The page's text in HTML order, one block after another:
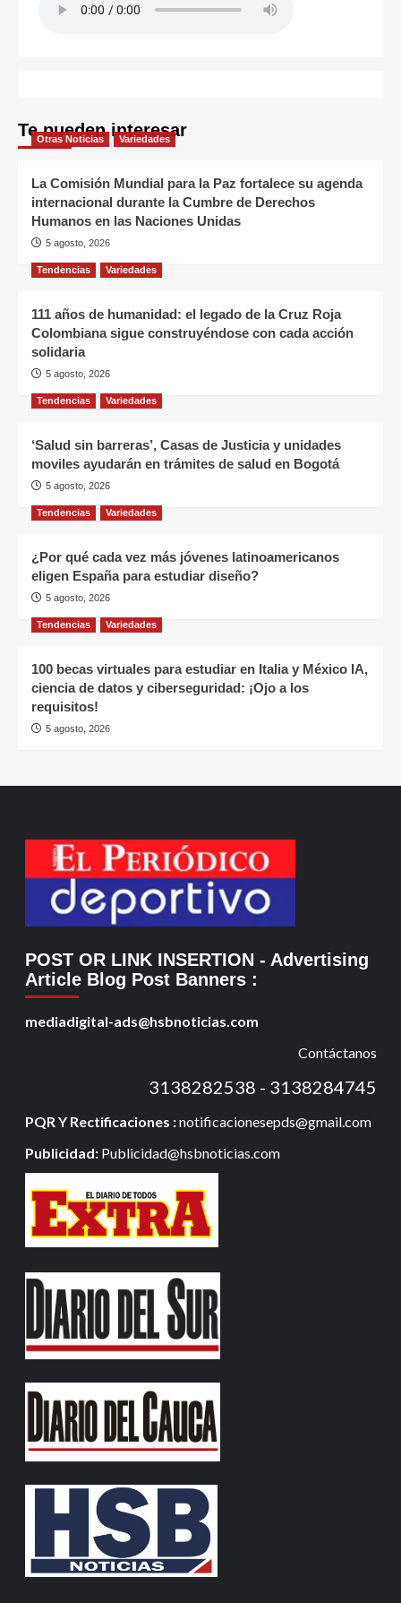
Te pueden interesar
Otras Noticias Variedades
La Comisión Mundial para la Paz fortalece su agenda
internacional durante la Cumbre de Derechos
Humanos en las Naciones Unidas
5 agosto, 2026
Tendencias Variedades
111 años de humanidad: el legado de la Cruz Roja
Colombiana sigue construyéndose con cada acción
solidaria
5 agosto, 2026
Tendencias Variedades
‘Salud sin barreras’, Casas de Justicia y unidades
moviles ayudarán en trámites de salud en Bogotá
5 agosto, 2026
Tendencias Variedades
¿Por qué cada vez más jóvenes latinoamericanos
eligen España para estudiar diseño?
5 agosto, 2026
Tendencias Variedades
100 becas virtuales para estudiar en Italia y México IA,
ciencia de datos y ciberseguridad: ¡Ojo a los
requisitos!
5 agosto, 2026
POST OR LINK INSERTION - Advertising
Article Blog Post Banners :
mediadigital-ads@hsbnoticias.com
Contáctanos
3138282538 - 3138284745
PQR Y Rectificaciones :notificacionesepds@gmail.com
Publicidad: Publicidad@hsbnoticias.com